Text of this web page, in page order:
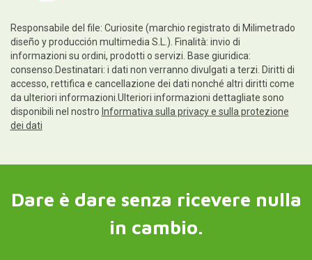
Responsabile del file: Curiosite (marchio registrato di Milimetrado
diseño y producción multimedia S.L.). Finalità: invio di
informazioni su ordini, prodotti o servizi. Base giuridica:
consenso.Destinatari: i dati non verranno divulgati a terzi. Diritti di
accesso, rettifica e cancellazione dei dati nonché altri diritti come
da ulteriori informazioni.Ulteriori informazioni dettagliate sono
disponibili nel nostro Informativa sulla privacy e sulla protezione
dei dati
Dare è dare senza ricevere nulla
in cambio.